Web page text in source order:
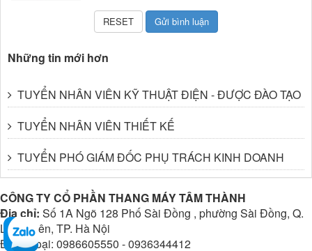
Những tin mới hơn
TUYỂN NHÂN VIÊN KỸ THUẬT ĐIỆN - ĐƯỢC ĐÀO TẠO
TUYỂN NHÂN VIÊN THIẾT KẾ
TUYỂN PHÓ GIÁM ĐỐC PHỤ TRÁCH KINH DOANH
CÔNG TY CỔ PHẦN THANG MÁY TÂM THÀNH
Địa chỉ: Số 1A Ngõ 128 Phố Sài Đồng , phường Sài Đồng, Q.
Long Biên, TP. Hà Nội
Điện thoại: 0986605550 - 0936344412